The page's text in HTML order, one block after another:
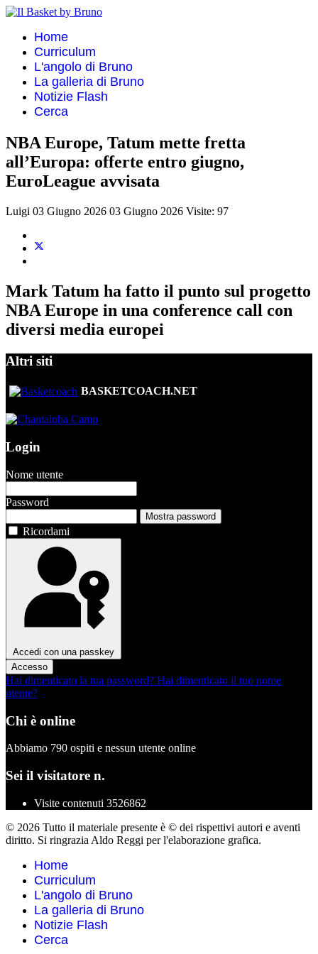
Home
Curriculum
L'angolo di Bruno
La galleria di Bruno
Notizie Flash
Cerca
NBA Europe, Tatum mette fretta
all’Europa: offerte entro giugno,
EuroLeague avvisata
Luigi 03 Giugno 2026 03 Giugno 2026 Visite: 97
Mark Tatum ha fatto il punto sul progetto
NBA Europe in una conference call con
diversi media europei
Altri siti
BASKETCOACH.NET
Login
Nome utente
Password
Mostra password
Ricordami
Accedi con una passkey
Accesso
Hai dimenticato la tua password? Hai dimenticato il tuo nome
utente?
Chi è online
Abbiamo 790 ospiti e nessun utente online
Sei il visitatore n.
Visite contenuti 3526862
© 2026 Tutto il materiale presente è © dei rispettivi autori e aventi
diritto. Si ringrazia Aldo Reggi per l'elaborazione grafica.
Home
Curriculum
L'angolo di Bruno
La galleria di Bruno
Notizie Flash
Cerca